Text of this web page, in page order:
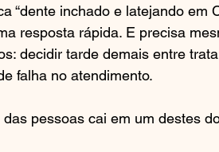
“dente inchado e latejando em
resposta rápida. E precisa
decidir tarde demais entre
falha no atendimento.
pessoas cai em um destes